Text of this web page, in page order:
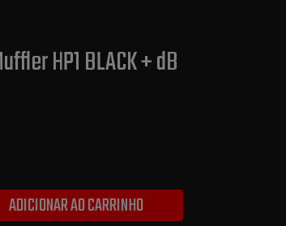
HP1 BLACK + dB
ADICIONAR AO CARRINHO